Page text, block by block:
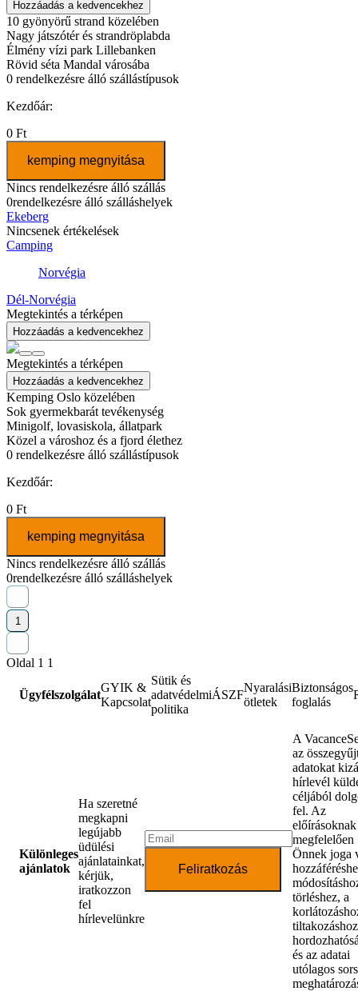
Hozzáadás a kedvencekhez
10 gyönyörű strand közelében
Nagy játszótér és strandröplabda
Élmény vízi park Lillebanken
Rövid séta Mandal városába
0 rendelkezésre álló szállástípusok
Kezdőár:
0 Ft
kemping megnyitása
Nincs rendelkezésre álló szállás
0rendelkezésre álló szálláshelyek
Ekeberg
Nincsenek értékelések
Camping
Norvégia
Dél-Norvégia
Megtekintés a térképen
Hozzáadás a kedvencekhez
Megtekintés a térképen
Hozzáadás a kedvencekhez
Kemping Oslo közelében
Sok gyermekbarát tevékenység
Minigolf, lovasiskola, állatpark
Közel a városhoz és a fjord élethez
0 rendelkezésre álló szállástípusok
Kezdőár:
0 Ft
kemping megnyitása
Nincs rendelkezésre álló szállás
0rendelkezésre álló szálláshelyek
1
Oldal 1 1
Ügyfélszolgálat
GYIK &
Kapcsolat
Sütik és
adatvédelmi
politika
ÁSZF
Nyaralási
ötletek
Biztonságos
foglalás
Különleges
ajánlatok
Ha szeretné
megkapni
legújabb
üdülési
ajánlatainkat,
kérjük,
iratkozzon
fel
hírlevelünkre
Feliratkozás
A
az
adatokat
hírlevél
céljából
fel. Az
előírásoknak
megfelelően
Önnek joga
törléshez, a
és az adatai
utólagos